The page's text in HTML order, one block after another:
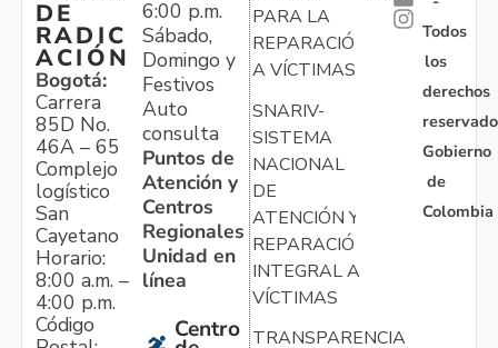
DE
RADIC
ACIÓN
Bogotá:
Carrera
85D No.
46A – 65
Complejo
logístico
San
Cayetano
Horario:
8:00 a.m. –
4:00 p.m.
Código
6:00 p.m.
Sábado,
Domingo y
Festivos
Auto
consulta
Puntos de
Atención y
Centros
Regionales
Unidad en
línea
Centro
PARA LA
REPARACIÓN
A VÍCTIMAS
SNARIV-
SISTEMA
NACIONAL
DE
ATENCIÓN Y
REPARACIÓN
INTEGRAL A
VÍCTIMAS
TRANSPARENCIA
Todos
los
derechos
Gobierno
de
Colombia